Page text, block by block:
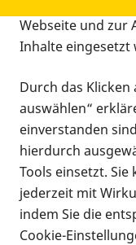
Infomaterial
Infomaterial
Webseite und zur
Inhalte eingesetzt
Durch das Klicken
auswählen“
einverstanden
hierdurch
Tools einsetzt.
jederzeit mit
indem Sie die
Cookie-